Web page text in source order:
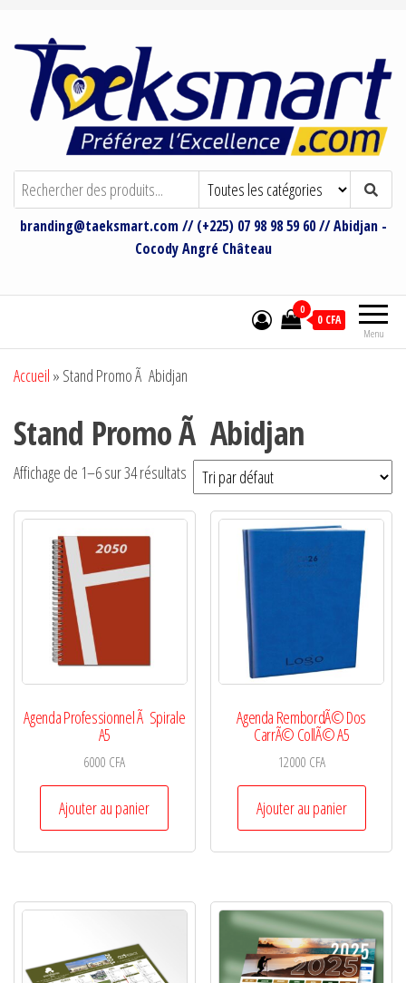
Taeksmart Group
Bienvenue sur le site de Taeksmart
Group
branding@taeksmart.com // (+225) 07 98 98 59 60 // Abidjan -
Cocody Angré Château
Menu
0
0 CFA
Accueil » Stand Promo Ã Abidjan
Stand Promo Ã Abidjan
Affichage de 1–6 sur 34 résultats
Agenda Professionnel Ã Spirale
A5
6000 CFA
Ajouter au panier
Agenda RembordÃ© Dos
CarrÃ© CollÃ© A5
12000 CFA
Ajouter au panier